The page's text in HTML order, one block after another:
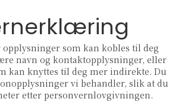
som kan kobles til deg
navn og kontaktopplysninger, eller
kan knyttes til deg mer indirekte. Du
vi behandler, slik at du
etter personvernlovgivningen.